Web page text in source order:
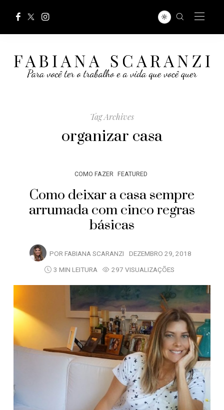
Tag Archives
organizar casa
COMO FAZER FEATURED
Como deixar a casa sempre
arrumada com cinco regras
básicas
POR FABIANA SCARANZI DEZEMBRO 29, 2018
3 MIN LEITURA
297 VISUALIZAÇÕES